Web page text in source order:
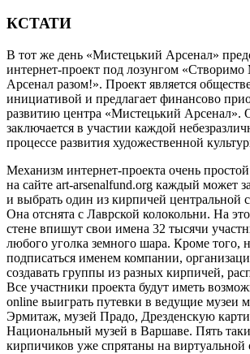
КСТАТИ
В тот же день «Мистецький Арсенал»
интернет-проект под лозунгом
Арсенал разом!». Проект является
инициативой и предлагает финансово
развитию центра «Мистецький Арсенал».
заключается в участии каждой
процессе развития художественной
Механизм интернет-проекта очень
на сайте art-arsenalfund.org каждый может
и выбрать один из кирпичей центральной
Она отснята с Лаврской колокольни. На
стене впишут свои имена 32 тысячи
любого уголка земного шара. Кроме того,
подписаться именем компании,
создавать группы из разных кирпичей,
Все участники проекта будут иметь
оnline выиграть путевки в ведущие музеи
Эрмитаж, музей Прадо, Дрезденскую
Национальный музей в Варшаве. Пять
кирпичиков уже спрятаны на виртуальной